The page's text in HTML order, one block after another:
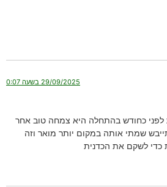
29/09/2025 בשעה 0:07
לפני כחודש בהתחלה היא צמחה טוב אחר
שמתי אותה במקום יותר מואר וזה
כדי לשקם את הכדנית